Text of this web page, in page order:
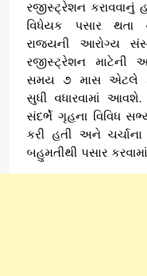
રજીસ્ટ્રેશન
વિધેયક પસાર થતા
રાજ્યની આરોગ્ય
રજીસ્ટ્રેશન માટેની
સમય ૭ માસ એટલે કે
સુધી વધારવામાં
સંદર્ભે ગૃહના વિવિધ
કરી હતી અને
બહુમતીથી પસાર